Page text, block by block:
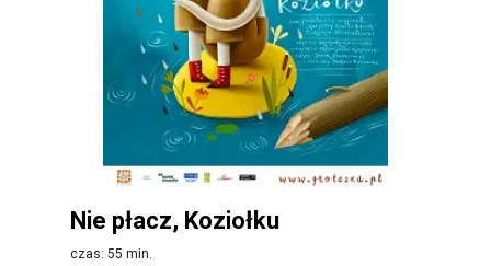
Nie płacz, Koziołku
czas: 55 min.